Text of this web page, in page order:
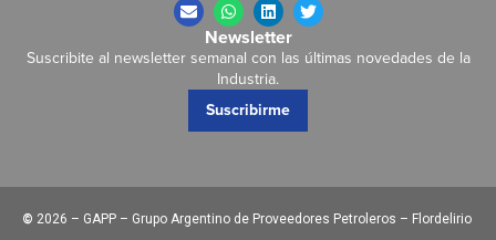
Newsletter
Suscribite al newsletter semanal con las últimas novedades de la
Industria.
Suscribirme
© 2026 – GAPP – Grupo Argentino de Proveedores Petroleros – Flordelirio